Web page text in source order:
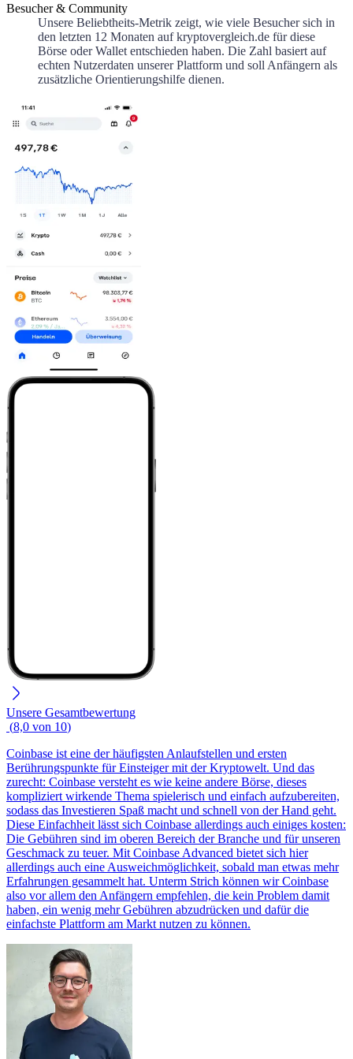
Besucher & Community
Unsere Beliebtheits-Metrik zeigt, wie viele Besucher sich in
den letzten 12 Monaten auf kryptovergleich.de für diese
Börse oder Wallet entschieden haben. Die Zahl basiert auf
echten Nutzerdaten unserer Plattform und soll Anfängern als
zusätzliche Orientierungshilfe dienen.
Unsere Gesamtbewertung
(8,0 von 10)
Coinbase ist eine der häufigsten Anlaufstellen und ersten
Berührungspunkte für Einsteiger mit der Kryptowelt. Und das
zurecht: Coinbase versteht es wie keine andere Börse, dieses
kompliziert wirkende Thema spielerisch und einfach aufzubereiten,
sodass das Investieren Spaß macht und schnell von der Hand geht.
Diese Einfachheit lässt sich Coinbase allerdings auch einiges kosten:
Die Gebühren sind im oberen Bereich der Branche und für unseren
Geschmack zu teuer. Mit Coinbase Advanced bietet sich hier
allerdings auch eine Ausweichmöglichkeit, sobald man etwas mehr
Erfahrungen gesammelt hat. Unterm Strich können wir Coinbase
also vor allem den Anfängern empfehlen, die kein Problem damit
haben, ein wenig mehr Gebühren abzudrücken und dafür die
einfachste Plattform am Markt nutzen zu können.